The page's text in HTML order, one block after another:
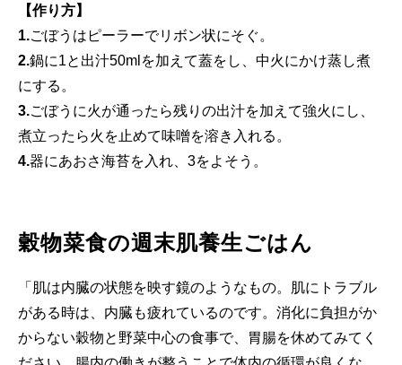
【作り方】
1.ごぼうはピーラーでリボン状にそぐ。
2.鍋に1と出汁50mlを加えて蓋をし、中火にかけ蒸し煮
にする。
3.ごぼうに火が通ったら残りの出汁を加えて強火にし、
煮立ったら火を止めて味噌を溶き入れる。
4.器にあおさ海苔を入れ、3をよそう。
穀物菜食の週末肌養生ごはん
「肌は内臓の状態を映す鏡のようなもの。肌にトラブル
がある時は、内臓も疲れているのです。消化に負担がか
からない穀物と野菜中心の食事で、胃腸を休めてみてく